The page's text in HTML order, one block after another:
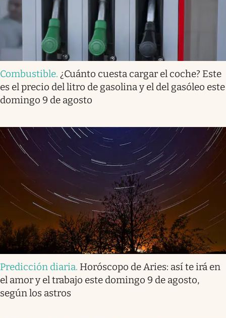
Combustible. ¿Cuánto cuesta cargar el coche? Este
es el precio del litro de gasolina y el del gasóleo este
domingo 9 de agosto
Predicción diaria. Horóscopo de Aries: así te irá en
el amor y el trabajo este domingo 9 de agosto,
según los astros